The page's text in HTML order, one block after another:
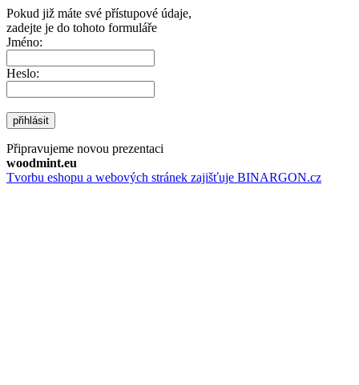
Pokud již máte své přístupové údaje,
zadejte je do tohoto formuláře
Jméno:
Heslo:
přihlásit
Připravujeme novou prezentaci
woodmint.eu
Tvorbu eshopu a webových stránek zajišťuje BINARGON.cz